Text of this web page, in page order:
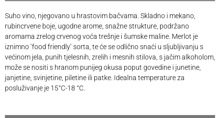
Suho vino, njegovano u hrastovim bačvama. Skladno i mekano,
rubincrvene boje, ugodne arome, snažne strukture, podržano
aromama zrelog crvenog voća trešnje i šumske maline. Merlot je
iznimno ‘food friendly’ sorta, te će se odlično snaći u sljubljivanju s
većinom jela, punih tjelesnih, zrelih i mesnih stilova, s jačim alkoholom,
može se nositi s hranom punijeg okusa poput govedine i junetine,
janjetine, svinjetine, piletine ili patke. Idealna temperature za
posluživanje je 15°C-18 °C.